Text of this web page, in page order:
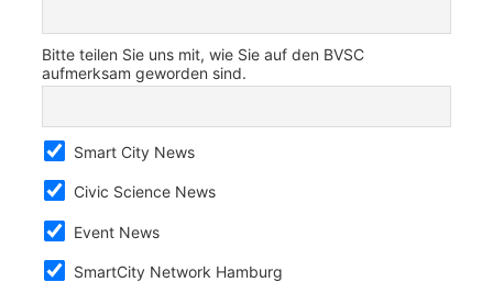
Bitte teilen Sie uns mit, wie Sie auf den BVSC
aufmerksam geworden sind.
Smart City News
Civic Science News
Event News
SmartCity Network Hamburg